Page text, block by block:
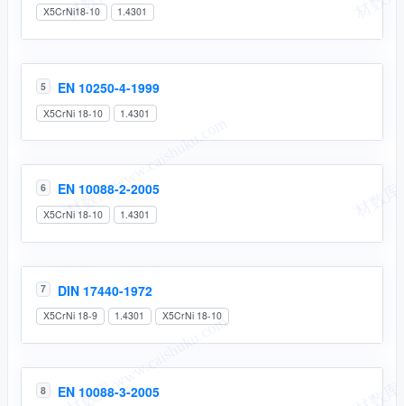
X5CrNi18-10 1.4301
5 EN 10250-4-1999
X5CrNi 18-10 1.4301
6 EN 10088-2-2005
X5CrNi 18-10 1.4301
7 DIN 17440-1972
X5CrNi 18-9 1.4301 X5CrNi 18-10
8 EN 10088-3-2005